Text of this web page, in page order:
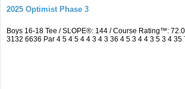
2025 Optimist Phase 3
Boys 16-18 Tee / SLOPE®: 144 / Course Rating™:
3132 6636 Par 4 5 4 5 4 4 3 4 3 36 4 5 3 4 4 3 5 3 4 35